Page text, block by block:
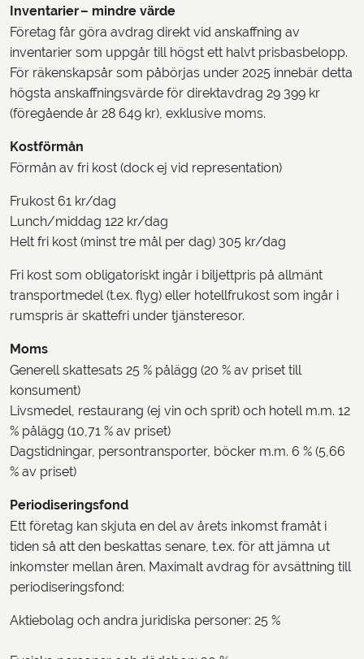
Inventarier– mindre värde
Företag får göra avdrag direkt vid anskaffning av
inventarier som uppgår till högst ett halvt prisbasbelopp.
För räkenskapsår som påbörjas under 2025 innebär detta
högsta anskaffningsvärde för direktavdrag 29 399 kr
(föregående år 28 649 kr), exklusive moms.
Kostförmån
Förmån av fri kost (dock ej vid representation)
Frukost 61 kr/dag
Lunch/middag 122 kr/dag
Helt fri kost (minst tre mål per dag) 305 kr/dag
Fri kost som obligatoriskt ingår i biljettpris på allmänt
transportmedel (t.ex. flyg) eller hotellfrukost som ingår i
rumspris är skattefri under tjänsteresor.
Moms
Generell skattesats 25 % pålägg (20 % av priset till
konsument)
Livsmedel, restaurang (ej vin och sprit) och hotell m.m. 12
% pålägg (10,71 % av priset)
Dagstidningar, persontransporter, böcker m.m. 6 % (5,66
% av priset)
Periodiseringsfond
Ett företag kan skjuta en del av årets inkomst framåt i
tiden så att den beskattas senare, t.ex. för att jämna ut
inkomster mellan åren. Maximalt avdrag för avsättning till
periodiseringsfond:
Aktiebolag och andra juridiska personer: 25 %